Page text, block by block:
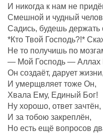
И никогда к нам не
Смешной и чудный
Садись, будешь держать
*Кто Твой Господь?!*
Не то получишь по
— Мой Господь — Аллах
Он создаëт, дарует жизни,
И умерщвляет тоже Он,
Хвала Ему, Единый Бог!
Ну хорошо, ответ зачтëн,
И за тобою закреплëн,
Но есть ещё вопросов